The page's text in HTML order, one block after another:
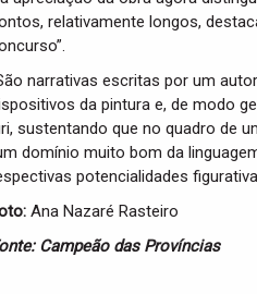
relativamente longos,
narrativas escritas por um
da pintura e, de modo
sustentando que no quadro de
domínio muito bom da
potencialidades
Ana Nazaré Rasteiro
Campeão das Províncias